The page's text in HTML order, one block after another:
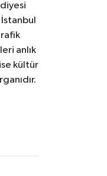
anlık
kültür